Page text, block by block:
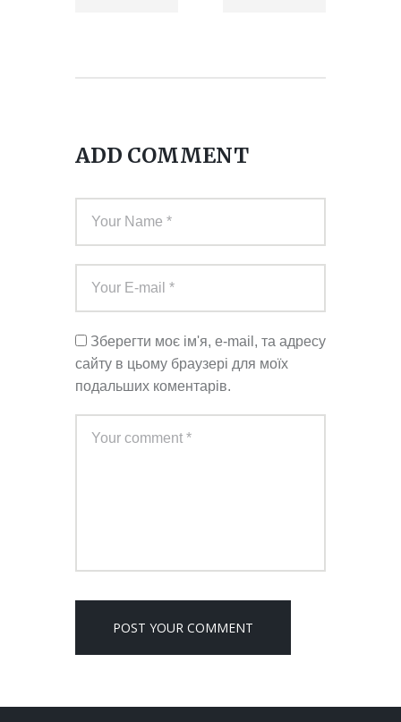
ADD COMMENT
Зберегти моє ім'я, e-mail, та адресу
сайту в цьому браузері для моїх
подальших коментарів.